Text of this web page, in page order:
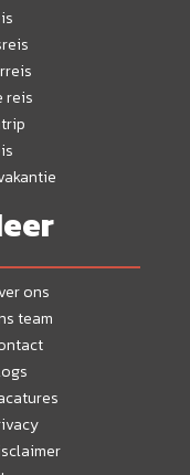
reis
ons
team